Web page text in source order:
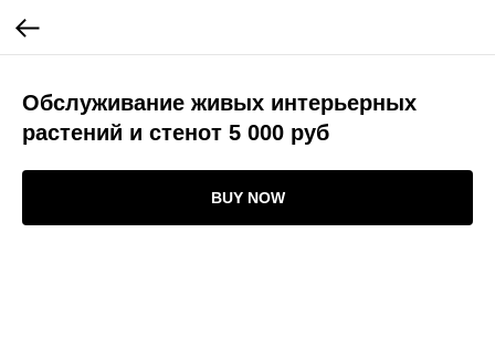
Обслуживание живых интерьерных
растений и стенот 5 000 руб
BUY NOW